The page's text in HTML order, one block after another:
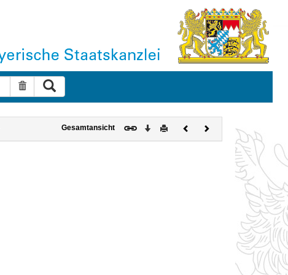
Suche zurücksetzen
Gesamtansicht Download
DruckenVorherigesNächstes
Dokument